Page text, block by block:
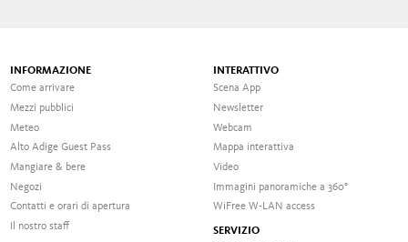
INFORMAZIONE
Come arrivare
Mezzi pubblici
Meteo
Alto Adige Guest Pass
Mangiare & bere
Negozi
Contatti e orari di apertura
Il nostro staff
INTERATTIVO
Scena App
Newsletter
Webcam
Mappa interattiva
Video
Immagini panoramiche a 360°
WiFree W-LAN access
SERVIZIO